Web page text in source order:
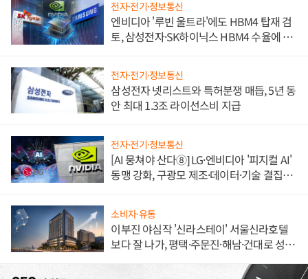
전자·전기·정보통신
엔비디아 '루빈 울트라'에도 HBM4 탑재 검
토, 삼성전자·SK하이닉스 HBM4 수율에 주
전자·전기·정보통신
삼성전자 넷리스트와 특허분쟁 매듭, 5년 동
안 최대 1.3조 라이선스비 지급
전자·전기·정보통신
[AI 뭉쳐야 산다⑧] LG·엔비디아 '피지컬 AI'
동맹 강화, 구광모 제조·데이터·기술 결집
소비자·유통
이부진 야심작 '신라스테이' 서울신라호텔
보다 잘 나가, 평택·주문진·해남·건대로 성